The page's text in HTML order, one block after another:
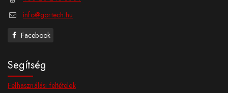
info@gortech.hu
Facebook
Segítség
Felhasználási feltételek